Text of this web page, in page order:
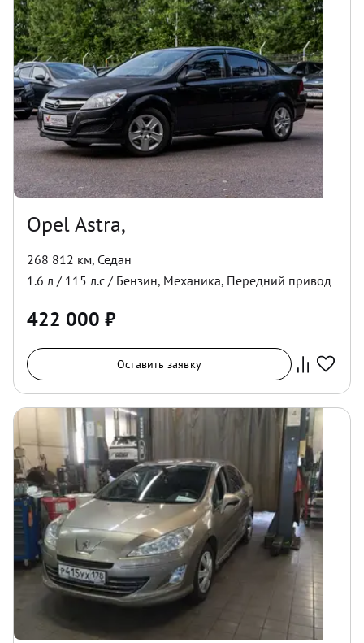
Opel Astra,
268 812 км, Седан
1.6 л / 115 л.с / Бензин, Механика, Передний привод
422 000 ₽
Оставить заявку